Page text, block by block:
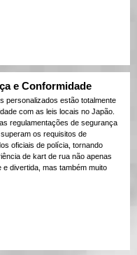
e Conformidade
personalizados estão totalmente
com as leis locais no Japão.
regulamentações de segurança
os requisitos de
oficiais de polícia, tornando
de kart de rua não apenas
e divertida, mas também muito